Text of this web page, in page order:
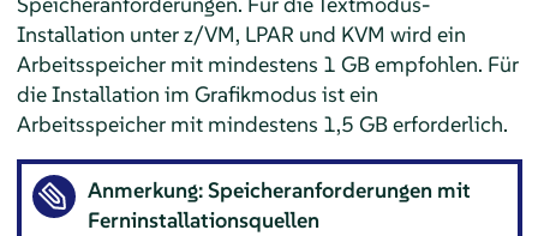
Installation unter z/VM, LPAR und KVM wird ein
Arbeitsspeicher mit mindestens 1 GB empfohlen. Für
die Installation im Grafikmodus ist ein
Arbeitsspeicher mit mindestens 1,5 GB erforderlich.
Anmerkung: Speicheranforderungen mit
Ferninstallationsquellen